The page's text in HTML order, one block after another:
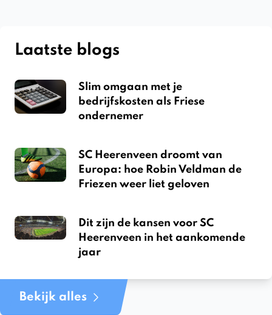
Laatste blogs
Slim omgaan met je
bedrijfskosten als Friese
ondernemer
SC Heerenveen droomt van
Europa: hoe Robin Veldman de
Friezen weer liet geloven
Dit zijn de kansen voor SC
Heerenveen in het aankomende
jaar
Bekijk alles